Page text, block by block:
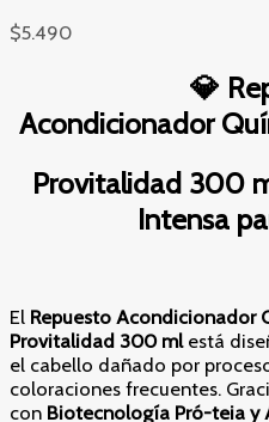
$5.490
💎
Acondicionador
Provitalidad 300
Intensa
El Repuesto Acondicionador
Provitalidad 300 mlestá
el cabello dañado por
coloraciones frecuentes.
con Biotecnología Pró-teia y